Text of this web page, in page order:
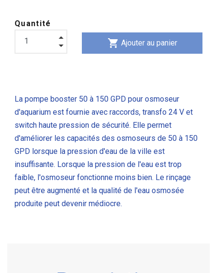
Quantité
shopping_cart Ajouter au panier
La pompe booster 50 à 150 GPD pour osmoseur
d'aquarium est fournie avec raccords, transfo 24 V et
switch haute pression de sécurité. Elle permet
d'améliorer les capacités des osmoseurs de 50 à 150
GPD lorsque la pression d'eau de la ville est
insuffisante. Lorsque la pression de l'eau est trop
faible, l'osmoseur fonctionne moins bien. Le rinçage
peut être augmenté et la qualité de l'eau osmosée
produite peut devenir médiocre.